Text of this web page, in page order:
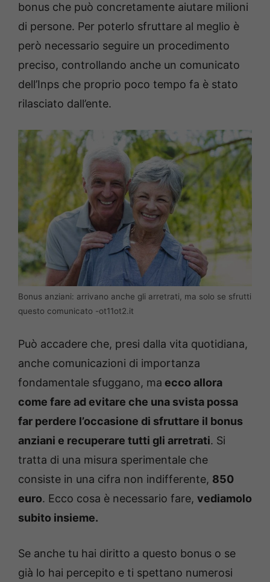
bonus che può concretamente aiutare milioni
di persone. Per poterlo sfruttare al meglio è
però necessario seguire un procedimento
preciso, controllando anche un comunicato
dell’Inps che proprio poco tempo fa è stato
rilasciato dall’ente.
Bonus anziani: arrivano anche gli arretrati, ma solo se sfrutti
questo comunicato -ot11ot2.it
Può accadere che, presi dalla vita quotidiana,
anche comunicazioni di importanza
fondamentale sfuggano, ma ecco allora
come fare ad evitare che una svista possa
far perdere l’occasione di sfruttare il bonus
anziani e recuperare tutti gli arretrati. Si
tratta di una misura sperimentale che
consiste in una cifra non indifferente, 850
euro. Ecco cosa è necessario fare, vediamolo
subito insieme.
Se anche tu hai diritto a questo bonus o se
già lo hai percepito e ti spettano numerosi